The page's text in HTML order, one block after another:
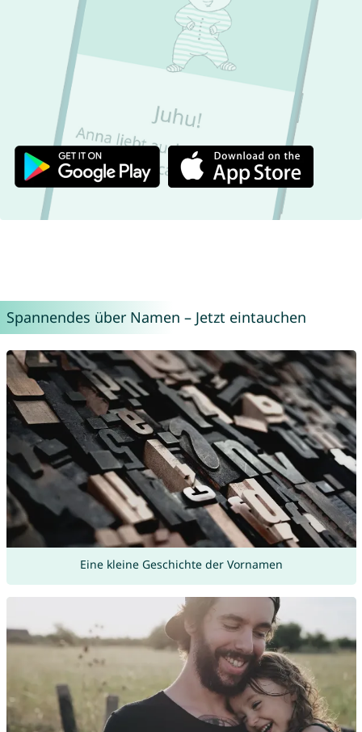
Spannendes über Namen – Jetzt eintauchen
Eine kleine Geschichte der Vornamen